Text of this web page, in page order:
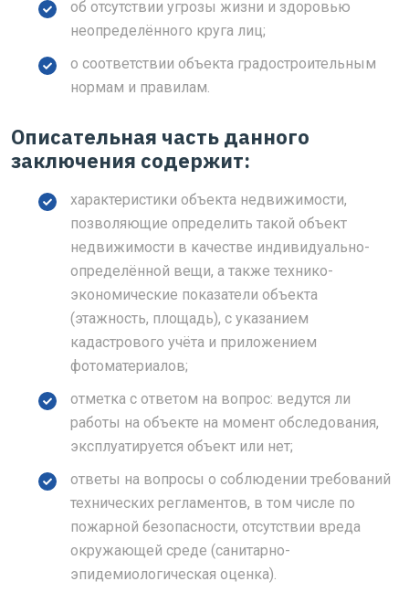
об отсутствии угрозы жизни и здоровью
неопределённого круга лиц;
о соответствии объекта градостроительным
нормам и правилам.
Описательная часть данного
заключения содержит:
характеристики объекта недвижимости,
позволяющие определить такой объект
недвижимости в качестве индивидуально-
определённой вещи, а также технико-
экономические показатели объекта
(этажность, площадь), с указанием
кадастрового учёта и приложением
фотоматериалов;
отметка с ответом на вопрос: ведутся ли
работы на объекте на момент обследования,
эксплуатируется объект или нет;
ответы на вопросы о соблюдении требований
технических регламентов, в том числе по
пожарной безопасности, отсутствии вреда
окружающей среде (санитарно-
эпидемиологическая оценка).